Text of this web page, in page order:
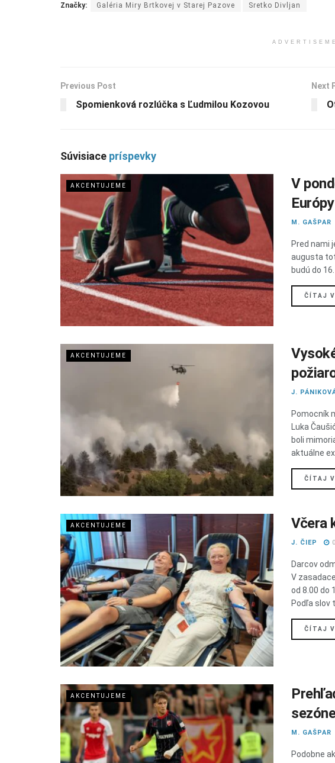
Značky: Galéria Miry Brtkovej v Starej Pazove Sretko Divljan
Previous Post
Spomienková rozlúčka s Ľudmilou Kozovou
Next
Súvisiace príspevky
AKCENTUJEME
V
M. GAŠPAR
Pred nami
augusta
budú do
ČÍTAJ
AKCENTUJEME
J.
Pomocník
Luka
boli
aktuálne
ČÍTAJ
AKCENTUJEME Včera
J. ČIEP
Darcov
V
od 8.00 do
Podľa slov
ČÍTAJ
AKCENTUJEME
M. GAŠPAR
Podobne